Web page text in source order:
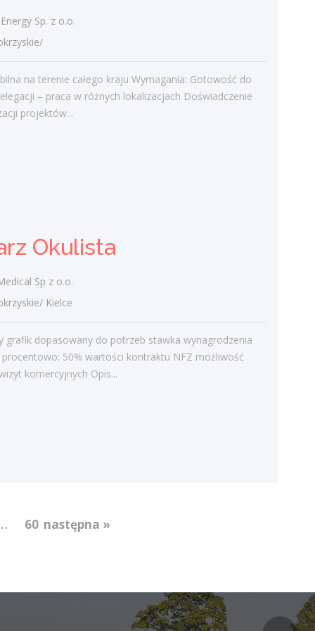
świętokrzyskim
Sp. z o.o.
na terenie całego kraju Wymagania: Gotowość do
– praca w różnych lokalizacjach Doświadczenie
projektów...
Okulista
Sp z o.o.
Kielce
grafik dopasowany do potrzeb stawka wynagrodzenia
procentowo: 50% wartości kontraktu NFZ możliwość
komercyjnych Opis...
60 następna »